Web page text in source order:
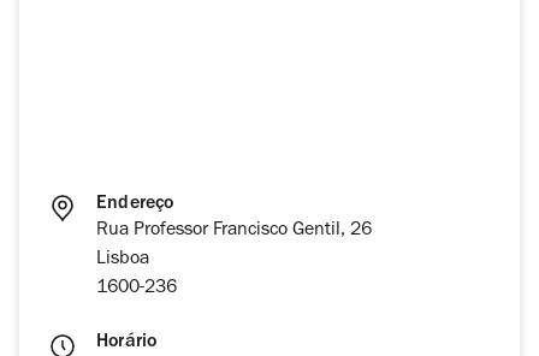
Endereço
Rua Professor Francisco Gentil, 26
Lisboa
1600-236
Horário